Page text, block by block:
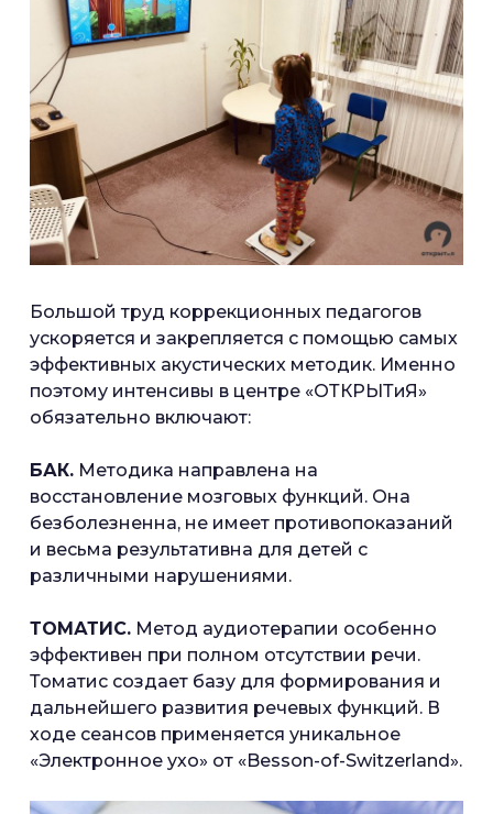
Большой труд коррекционных педагогов
ускоряется и закрепляется с помощью самых
эффективных акустических методик. Именно
поэтому интенсивы в центре «ОТКРЫТиЯ»
обязательно включают:
БАК. Методика направлена на
восстановление мозговых функций. Она
безболезненна, не имеет противопоказаний
и весьма результативна для детей с
различными нарушениями.
ТОМАТИС. Метод аудиотерапии особенно
эффективен при полном отсутствии речи.
Томатис создает базу для формирования и
дальнейшего развития речевых функций. В
ходе сеансов применяется уникальное
«Электронное ухо» от «Besson-of-Switzerland».